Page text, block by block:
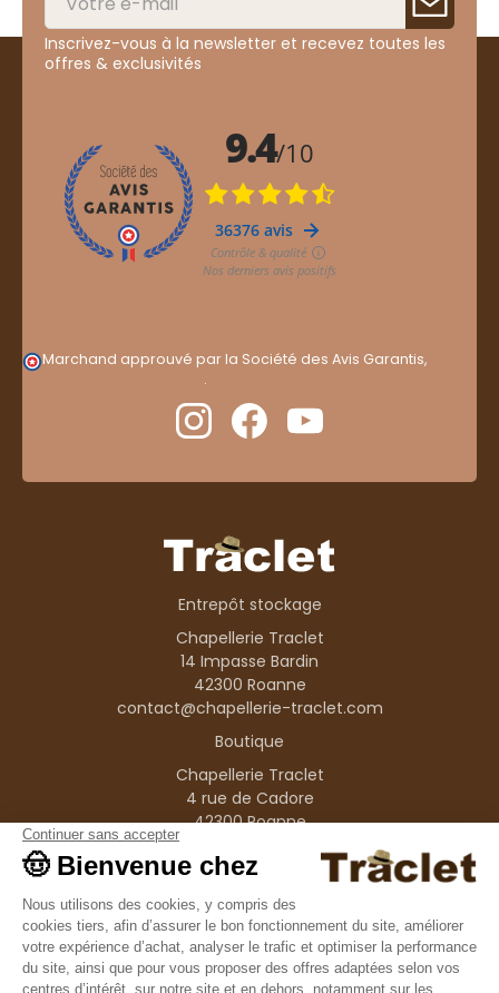
Inscrivez-vous à la newsletter et recevez toutes les
offres & exclusivités
Marchand approuvé par la Société des Avis Garantis,
.
Entrepôt stockage
Chapellerie Traclet
14 Impasse Bardin
42300 Roanne
contact@chapellerie-traclet.com
Boutique
Chapellerie Traclet
4 rue de Cadore
42300 Roanne
Produits
Nos marques